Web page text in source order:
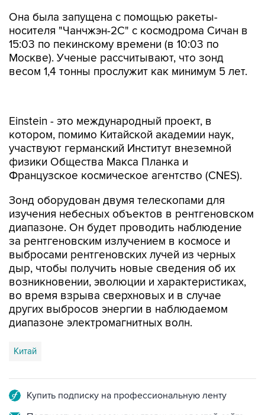
Она была запущена с помощью ракеты-
носителя "Чанчжэн-2C" с космодрома Сичан в
15:03 по пекинскому времени (в 10:03 по
Москве). Ученые рассчитывают, что зонд
весом 1,4 тонны прослужит как минимум 5 лет.
участвуют германский Институт внеземной
физики Общества Макса Планка и
Французское космическое агентство (CNES).
Зонд оборудован двумя телескопами для
диапазоне. Он будет проводить наблюдение
за рентгеновским излучением в космосе и
выбросами рентгеновских лучей из черных
дыр, чтобы получить новые сведения об их
возникновении, эволюции и характеристиках,
во время взрыва сверхновых и в случае
других выбросов энергии в наблюдаемом
диапазоне электромагнитных волн.
Китай
Подписаться на рассылку главных новостей сайта